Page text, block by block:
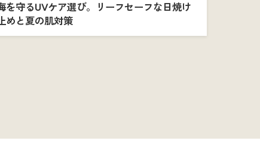
を守るUVケア選び。リーフセーフな日焼け
めと夏の肌対策